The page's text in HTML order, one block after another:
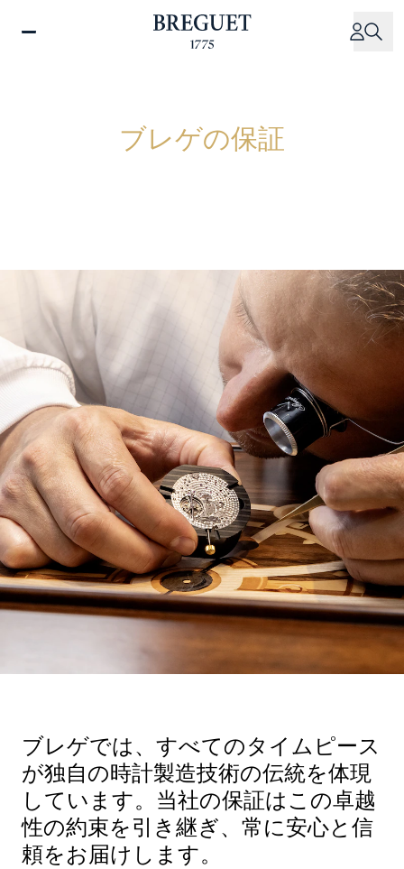
ブレゲの保証
ブレゲでは、すべてのタイムピース
が独自の時計製造技術の伝統を体現
しています。当社の保証はこの卓越
性の約束を引き継ぎ、常に安心と信
頼をお届けします。